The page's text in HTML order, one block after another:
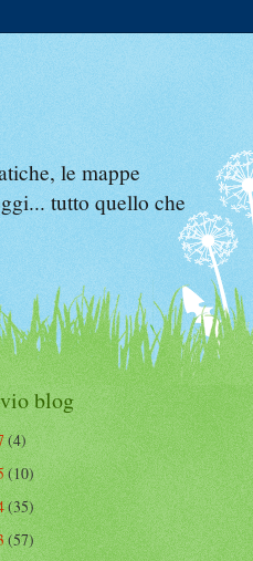
le mappe
tutto quello che
blog
(4)
(10)
(35)
(57)